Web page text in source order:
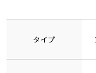
タイプ